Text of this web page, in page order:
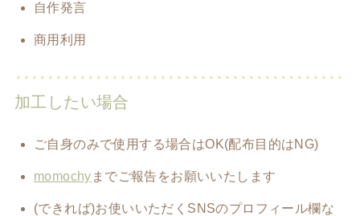
自作発言
商用利用
加工したい場合
ご自身のみで使用する場合はOK(配布目的はNG)
momochy までご報告をお願いいたします
(できれば)お使いいただくSNSのプロフィール欄な